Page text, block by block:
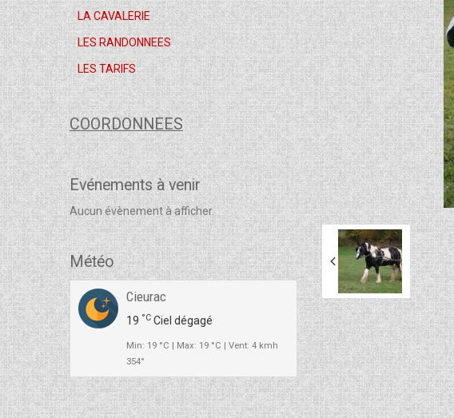
LA CAVALERIE
LES RANDONNEES
LES TARIFS
COORDONNEES
Evénements à venir
Aucun évènement à afficher.
Météo
Cieurac
19 °C Ciel dégagé
Min: 19 °C | Max: 19 °C | Vent: 4 kmh
354°